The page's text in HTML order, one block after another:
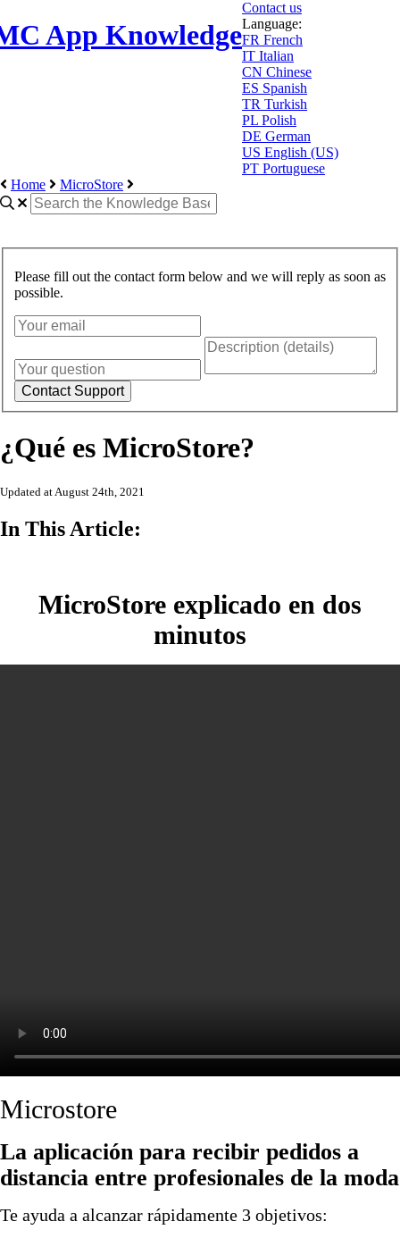
App Knowledge
Contact us
Language:
FR French
IT Italian
CN Chinese
ES Spanish
TR Turkish
PL Polish
DE German
US English (US)
PT Portuguese
Home
MicroStore
Please fill out the contact form below and we will reply as soon as
possible.
¿Qué es MicroStore?
Updated at August 24th, 2021
In This Article:
MicroStore explicado en dos
minutos
Microstore
La aplicación para recibir pedidos a
distancia entre profesionales de la moda
Te ayuda a alcanzar rápidamente 3 objetivos: